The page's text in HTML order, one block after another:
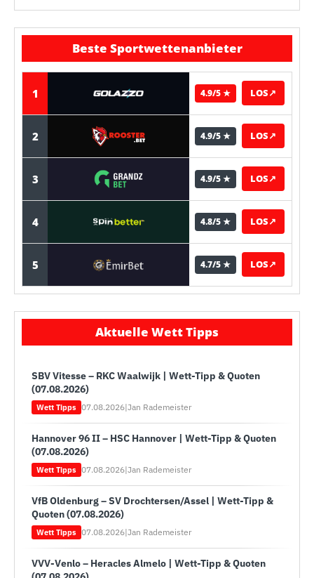
Beste Sportwettenanbieter
1 4.9/5 ★ LOS↗
2 4.9/5 ★ LOS↗
3 4.9/5 ★ LOS↗
4 4.8/5 ★ LOS↗
5 4.7/5 ★ LOS↗
Aktuelle Wett Tipps
SBV Vitesse – RKC Waalwijk | Wett-Tipp & Quoten
(07.08.2026)
Wett Tipps 07.08.2026|Jan Rademeister
Hannover 96 II – HSC Hannover | Wett-Tipp & Quoten
(07.08.2026)
Wett Tipps 07.08.2026|Jan Rademeister
VfB Oldenburg – SV Drochtersen/Assel | Wett-Tipp &
Quoten (07.08.2026)
Wett Tipps 07.08.2026|Jan Rademeister
VVV-Venlo – Heracles Almelo | Wett-Tipp & Quoten